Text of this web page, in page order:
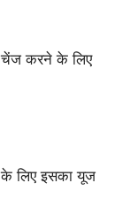
चेंज करने के लिए
लिए इसका यूज